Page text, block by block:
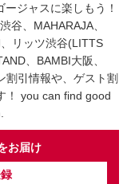
ジャスに楽しもう！
谷、MAHARAJA、
リッツ渋谷(LITTS
、BAMBI大阪、
割引情報や、ゲスト割
！ you can find good
お届け